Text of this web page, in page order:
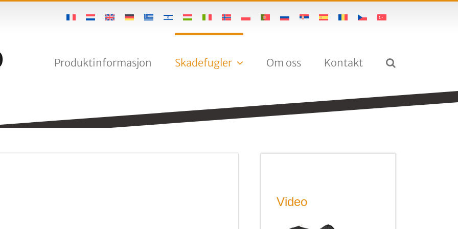
Produktinformasjon Skadefugler Om oss Kontakt
Video